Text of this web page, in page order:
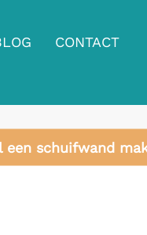
CONTACT
een schuifwand